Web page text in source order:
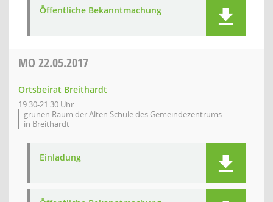
Öffentliche Bekanntmachung
MO 22.05.2017
Ortsbeirat Breithardt
19:30-21:30 Uhr
grünen Raum der Alten Schule des Gemeindezentrums
in Breithardt
Einladung